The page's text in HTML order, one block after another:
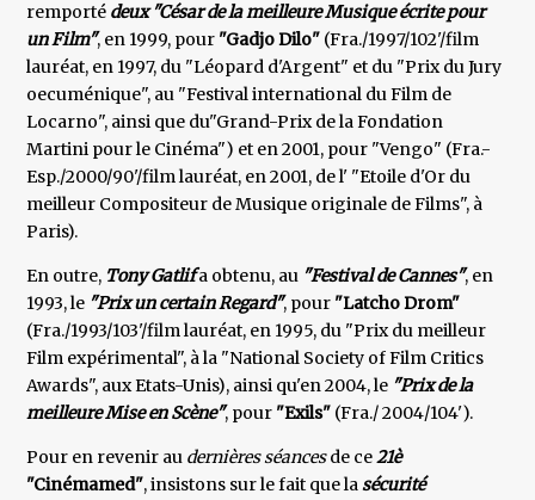
remporté deux "César de la meilleure Musique écrite pour
un Film", en 1999, pour "Gadjo Dilo" (Fra./1997/102'/film
lauréat, en 1997, du "Léopard d'Argent" et du "Prix du Jury
oecuménique", au "Festival international du Film de
Locarno", ainsi que du"Grand-Prix de la Fondation
Martini pour le Cinéma") et en 2001, pour "Vengo" (Fra.-
Esp./2000/90'/film lauréat, en 2001, de l' "Etoile d'Or du
meilleur Compositeur de Musique originale de Films", à
Paris).
En outre, Tony Gatlifa obtenu, au "Festival de Cannes", en
1993, le "Prix un certain Regard", pour "Latcho Drom"
(Fra./1993/103'/film lauréat, en 1995, du "Prix du meilleur
Film expérimental", à la "National Society of Film Critics
Awards", aux Etats-Unis), ainsi qu'en 2004, le "Prix de la
meilleure Mise en Scène", pour "Exils" (Fra./ 2004/104').
Pour en revenir au dernières séancesde ce21è
"Cinémamed", insistons sur le fait que lasécurité